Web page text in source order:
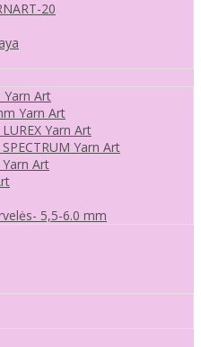
20
Yarn Art
Yarn Art
Yarn Art
Yarn Art
Art
5,5-6.0 mm